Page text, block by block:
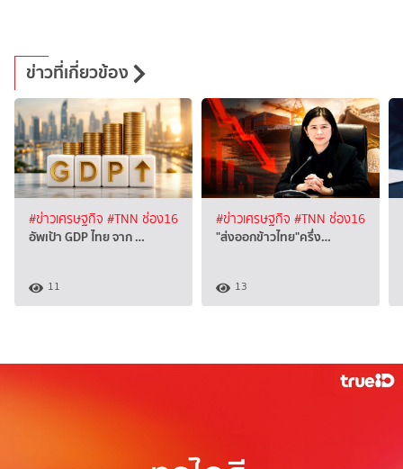
ข่าวที่เกี่ยวข้อง
#ข่าวเศรษฐกิจ #TNN ช่อง16
อัพเป้า GDP ไทย จาก …
11
#ข่าวเศรษฐกิจ #TNN ช่อง16
"ส่งออกข้าวไทย"ครึ่ง…
13